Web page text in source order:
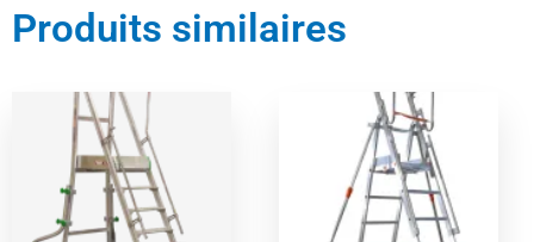
Produits similaires
Le
prix
actuel
est :
1363,00 €.
Le
prix
actuel
est :
1462,00 €.